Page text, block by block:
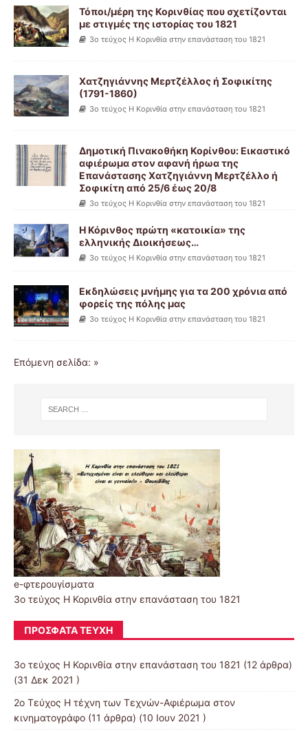
Τόποι/μέρη της Κορινθίας που σχετίζονται
με στιγμές της ιστορίας του 1821
3ο τεύχος Η Κορινθία στην επανάσταση του 1821
Χατζηγιάννης Μερτζέλλος ή Σοφικίτης
(1791-1860)
3ο τεύχος Η Κορινθία στην επανάσταση του 1821
Δημοτική Πινακοθήκη Κορίνθου: Εικαστικό
αφιέρωμα στον αφανή ήρωα της
Επανάστασης Χατζηγιάννη Μερτζέλλο ή
Σοφικίτη από 25/6 έως 20/8
3ο τεύχος Η Κορινθία στην επανάσταση του 1821
Η Κόρινθος πρώτη «κατοικία» της
ελληνικής Διοικήσεως…
3ο τεύχος Η Κορινθία στην επανάσταση του 1821
Εκδηλώσεις μνήμης για τα 200 χρόνια από
φορείς της πόλης μας
3ο τεύχος Η Κορινθία στην επανάσταση του 1821
Επόμενη σελίδα: »
e-φτερουγίσματα
3ο τεύχος Η Κορινθία στην επανάσταση του 1821
ΠΡΌΣΦΑΤΑ ΤΕΎΧΗ
3ο τεύχος Η Κορινθία στην επανάσταση του 1821 (12 άρθρα)
(31 Δεκ 2021 )
2ο Τεύχος Η τέχνη των Τεχνών-Αφιέρωμα στον
κινηματογράφο (11 άρθρα) (10 Ιουν 2021 )